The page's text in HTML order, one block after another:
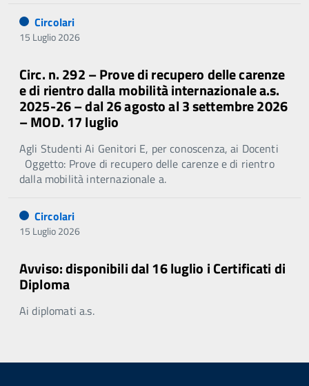
Circolari
15 Luglio 2026
Circ. n. 292 – Prove di recupero delle carenze
e di rientro dalla mobilità internazionale a.s.
2025-26 – dal 26 agosto al 3 settembre 2026
– MOD. 17 luglio
Agli Studenti Ai Genitori E, per conoscenza, ai Docenti
Oggetto: Prove di recupero delle carenze e di rientro
dalla mobilità internazionale a.
Circolari
15 Luglio 2026
Avviso: disponibili dal 16 luglio i Certificati di
Diploma
Ai diplomati a.s.